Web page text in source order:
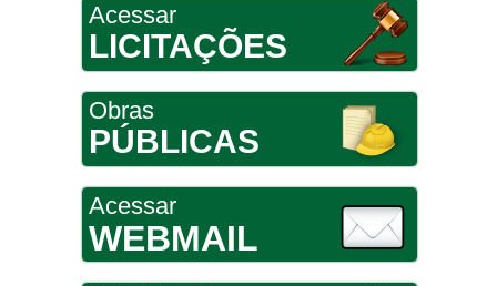
Acessar
LICITAÇÕES
Obras
PÚBLICAS
Acessar
WEBMAIL